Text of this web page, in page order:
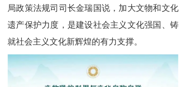
局政策法规司司长金瑞国说，加大文物和文化
遗产保护力度，是建设社会主义文化强国、铸
就社会主义文化新辉煌的有力支撑。